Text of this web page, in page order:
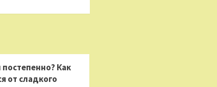
постепенно? Как
от сладкого